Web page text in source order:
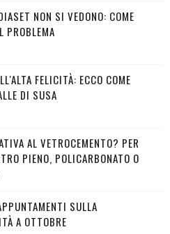
NON SI VEDONO: COME
PROBLEMA
FELICITÀ: ECCO COME
DI SUSA
AL VETROCEMENTO? PER
PIENO, POLICARBONATO O
SULLA
A OTTOBRE